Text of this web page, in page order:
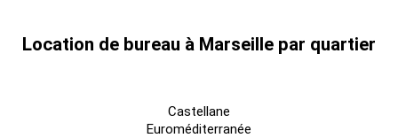
Location de bureau à Marseille par quartier
Castellane
Euroméditerranée